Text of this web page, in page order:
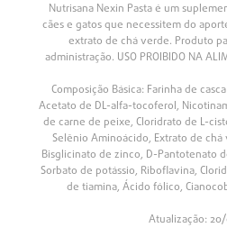
Nutrisana Nexin Pasta é um
cães e gatos que necessitem do
extrato de chá verde. Produto
administração. USO PROIBIDO NA
Composição Básica: Farinha de
Acetato de DL-alfa-tocoferol,
de carne de peixe, Cloridrato de L-
Selênio Aminoácido, Extrato de chá
Bisglicinato de zinco, D-Pantotenato
Sorbato de potássio, Riboflavina,
de tiamina, Ácido fólico,
Atualização: